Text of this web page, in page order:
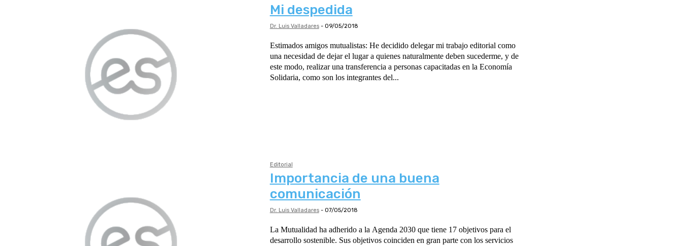
Mi despedida
Dr. Luis Valladares - 09/05/2018
Estimados amigos mutualistas: He decidido delegar mi trabajo editorial como
una necesidad de dejar el lugar a quienes naturalmente deben sucederme, y de
este modo, realizar una transferencia a personas capacitadas en la Economía
Solidaria, como son los integrantes del...
Editorial
Importancia de una buena
comunicación
Dr. Luis Valladares - 07/05/2018
La Mutualidad ha adherido a la Agenda 2030 que tiene 17 objetivos para el
desarrollo sostenible. Sus objetivos coinciden en gran parte con los servicios